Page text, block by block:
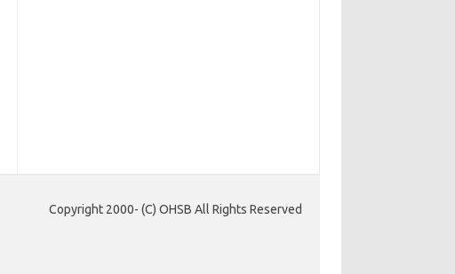
Copyright 2000- (C) OHSB All Rights Reserved